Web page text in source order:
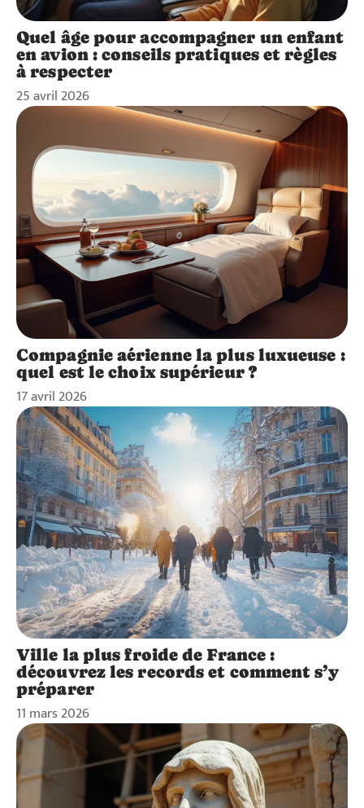
Quel âge pour accompagner un enfant
en avion : conseils pratiques et règles
à respecter
25 avril 2026
Compagnie aérienne la plus luxueuse :
quel est le choix supérieur ?
17 avril 2026
Ville la plus froide de France :
découvrez les records et comment s’y
préparer
11 mars 2026